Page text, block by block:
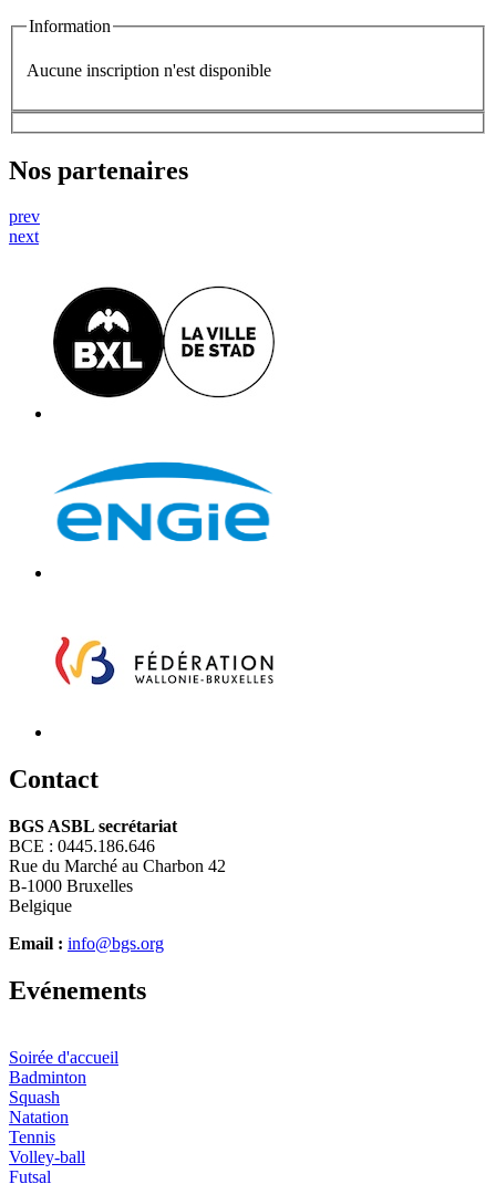
Information
Aucune inscription n'est disponible
Nos partenaires
prev
next
Contact
BGS ASBL secrétariat
BCE : 0445.186.646
Rue du Marché au Charbon 42
B-1000 Bruxelles
Belgique
Email : info@bgs.org
Evénements
Soirée d'accueil
Badminton
Squash
Natation
Tennis
Volley-ball
Futsal